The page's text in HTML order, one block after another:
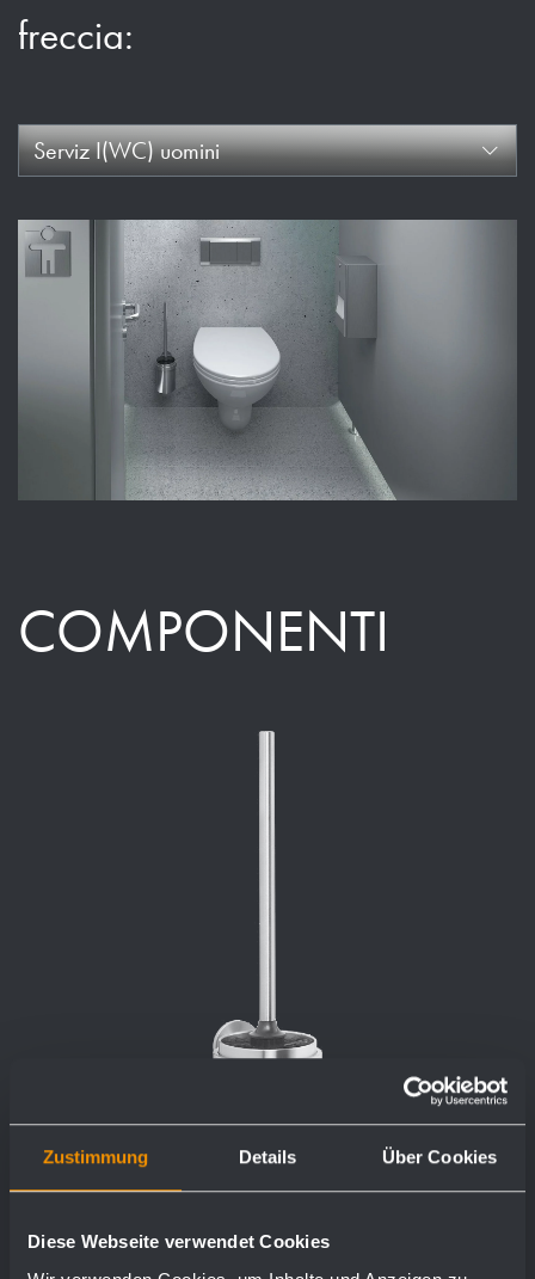
Zustimmung Details Über Cookies
Diese Webseite verwendet Cookies
freccia:
Serviz I(WC) uomini
COMPONENTI
Porta scopino AC261